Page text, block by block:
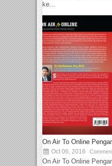
ke...
On Air To Online
Oct 06, 2016
On Air To Online